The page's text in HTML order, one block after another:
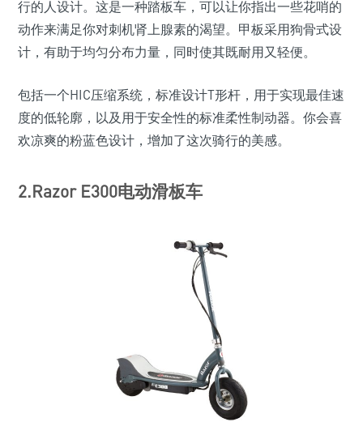
行的人设计。这是一种踏板车，可以让你指出一些花哨的
动作来满足你对刺机肾上腺素的渴望。甲板采用狗骨式设
计，有助于均匀分布力量，同时使其既耐用又轻便。
包括一个HIC压缩系统，标准设计T形杆，用于实现最佳速
度的低轮廓，以及用于安全性的标准柔性制动器。你会喜
欢凉爽的粉蓝色设计，增加了这次骑行的美感。
2.Razor E300电动滑板车